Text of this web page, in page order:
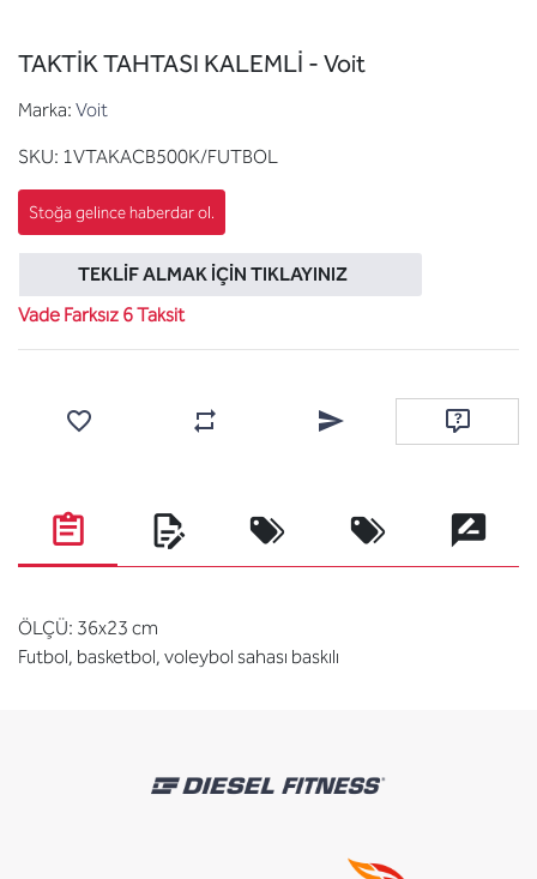
TAKTİK TAHTASI KALEMLİ - Voit
Marka: Voit
SKU: 1VTAKACB500K/FUTBOL
TEKLIF ALMAK İÇIN TIKLAYINIZ
Vade Farksız 6 Taksit
Karşılaştırma listesine ekleArkadaşına e-posta ile
Soru sor
ÖLÇÜ: 36x23 cm
Futbol, basketbol, voleybol sahası baskılı